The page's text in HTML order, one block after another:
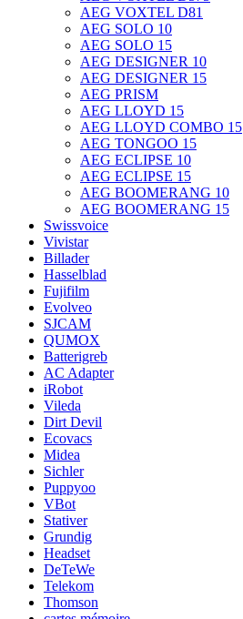
AEG VOXTEL D81
AEG SOLO 10
AEG SOLO 15
AEG DESIGNER 10
AEG DESIGNER 15
AEG PRISM
AEG LLOYD 15
AEG LLOYD COMBO 15
AEG TONGOO 15
AEG ECLIPSE 10
AEG ECLIPSE 15
AEG BOOMERANG 10
AEG BOOMERANG 15
Swissvoice
Vivistar
Billader
Hasselblad
Fujifilm
Evolveo
SJCAM
QUMOX
Batterigreb
AC Adapter
iRobot
Vileda
Dirt Devil
Ecovacs
Midea
Sichler
Puppyoo
VBot
Stativer
Grundig
Headset
DeTeWe
Telekom
Thomson